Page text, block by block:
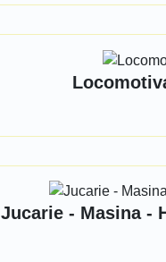
Jucarie - Masina -